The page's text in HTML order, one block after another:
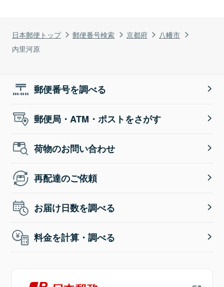
日本郵便トップ 郵便番号検索 京都府
八幡市
内里河原
郵便番号を調べる
郵便局・ATM・ポストをさがす
荷物のお問い合わせ
再配達のご依頼
お届け日数を調べる
料金を計算・調べる